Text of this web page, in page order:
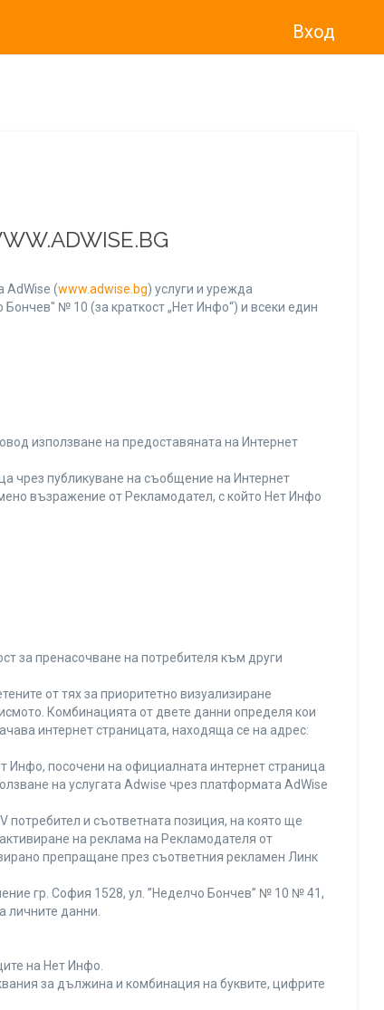
Вход
AdWise (www.adwise.bg) услуги и урежда
№ 10 (за краткост „Нет Инфо“) и всеки един
използване на предоставяната на Интернет
чрез публикуване на съобщение на Интернет
възражение от Рекламодател, с който Нет Инфо
за пренасочване на потребителя към други
от тях за приоритетно визуализиране
Комбинацията от двете данни определя кои
интернет страницата, находяща се на адрес:
Инфо, посочени на официалната интернет страница
на услугата Adwise чрез платформата AdWise
потребител и съответната позиция, на която ще
на реклама на Рекламодателя от
препращане през съответния рекламен Линк
гр. София 1528, ул. ”Неделчо Бончев” № 10 № 41,
личните данни.
на Нет Инфо.
за дължина и комбинация на буквите, цифрите